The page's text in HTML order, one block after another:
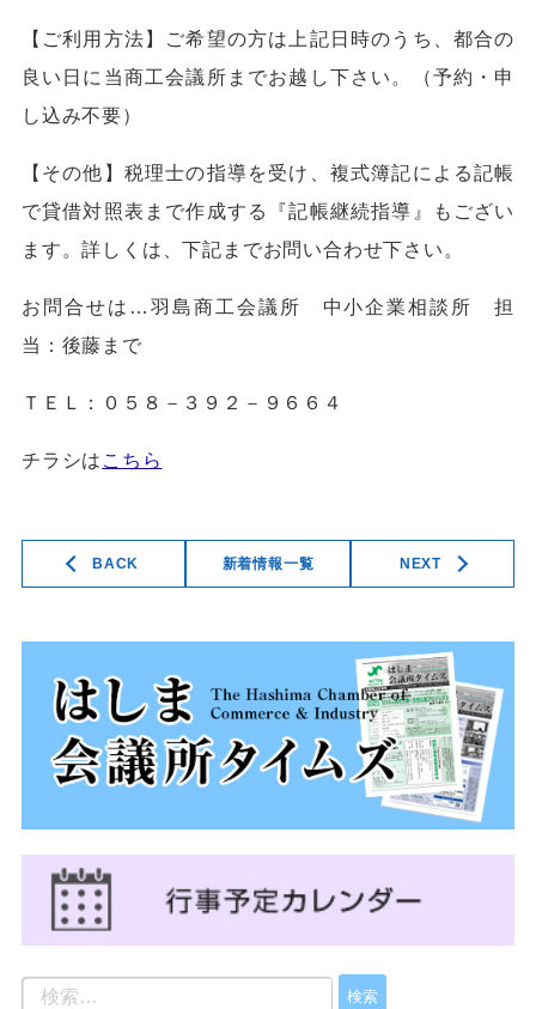
【ご利用方法】ご希望の方は上記日時のうち、都合の
良い日に当商工会議所までお越し下さい。（予約・申
し込み不要）
【その他】税理士の指導を受け、複式簿記による記帳
で貸借対照表まで作成する『記帳継続指導』もござい
ます。詳しくは、下記までお問い合わせ下さい。
お問合せは…羽島商工会議所 中小企業相談所 担
当：後藤まで
ＴＥＬ：０５８－３９２－９６６４
チラシは こちら
BACK NEXT
新着情報一覧